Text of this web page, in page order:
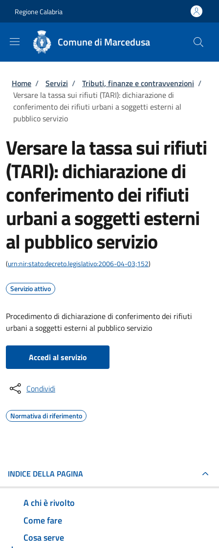
Regione Calabria
Comune di Marcedusa
Briciole di pane
Home / Servizi / Tributi, finanze e contravvenzioni /
Versare la tassa sui rifiuti (TARI): dichiarazione di
conferimento dei rifiuti urbani a soggetti esterni al
pubblico servizio
Versare la tassa sui rifiuti
(TARI): dichiarazione di
conferimento dei rifiuti
urbani a soggetti esterni
al pubblico servizio
(urn:nir:stato:decreto.legislativo:2006-04-03;152)
Servizio attivo
Procedimento di dichiarazione di conferimento dei rifiuti
urbani a soggetti esterni al pubblico servizio
Accedi al servizio
Condividi
Normativa di riferimento
INDICE DELLA PAGINA
A chi è rivolto
Come fare
Cosa serve